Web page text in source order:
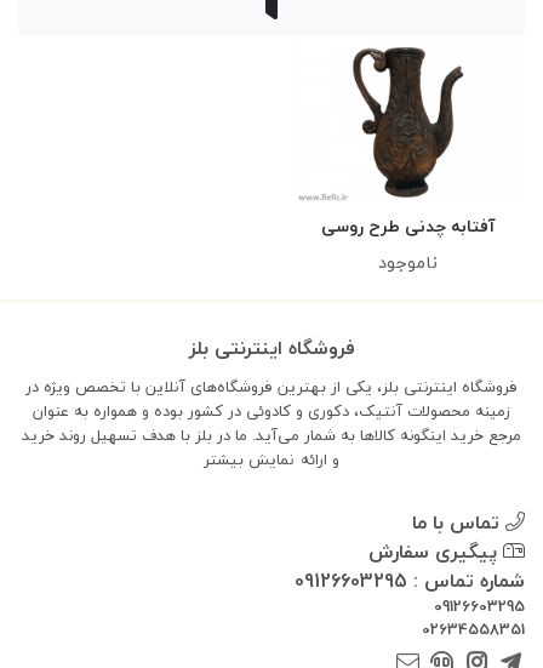
آفتابه چدنی طرح روسی
ناموجود
فروشگاه اینترنتی بلز
فروشگاه اینترنتی بلز، یکی از بهترین فروشگاه‌های آنلاین با تخصص ویژه در
زمینه محصولات آنتیک، دکوری و کادوئی در کشور بوده و همواره به عنوان
مرجع خرید اینگونه کالاها به شمار می‌آید. ما در بلز با هدف تسهیل روند خرید
و ارائه نمایش بیشتر
تماس با ما
پیگیری سفارش
شماره تماس : 09126603295
09126603295
02634558351